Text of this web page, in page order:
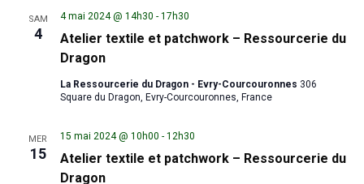
SAM
4
Atelier textile et patchwork – Ressourcerie du
Dragon
4 mai 2024 @ 14h30 - 17h30
La Ressourcerie du Dragon - Evry-Courcouronnes 306
Square du Dragon, Evry-Courcouronnes, France
MER
15
Atelier textile et patchwork – Ressourcerie du
Dragon
15 mai 2024 @ 10h00 - 12h30